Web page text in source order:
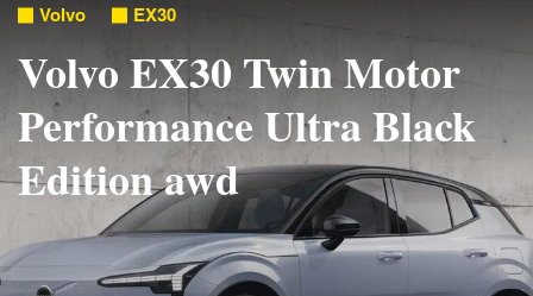
Volvo EX30
Volvo EX30 Twin Motor
Performance Ultra Black
Edition awd